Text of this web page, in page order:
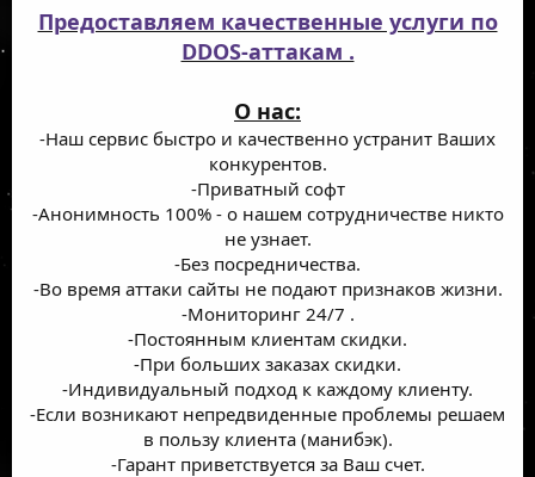
Предоставляем качественные услуги по
DDOS-аттакам .
О нас:
-Наш сервис быстро и качественно устранит Ваших
конкурентов.
-Приватный софт
-Анонимность 100% - о нашем сотрудничестве никто
не узнает.
-Без посредничества.
-Во время аттаки сайты не подают признаков жизни.
-Мониторинг 24/7 .
-Постоянным клиентам скидки.
-При больших заказах скидки.
-Индивидуальный подход к каждому клиенту.
-Если возникают непредвиденные проблемы решаем
в пользу клиента (манибэк).
-Гарант приветствуется за Ваш счет.